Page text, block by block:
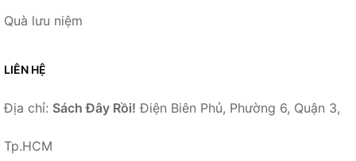
Quà lưu niệm
LIÊN HỆ
Địa chỉ: Sách Đây Rồi! Điện Biên Phủ, Phường 6, Quận 3,
Tp.HCM